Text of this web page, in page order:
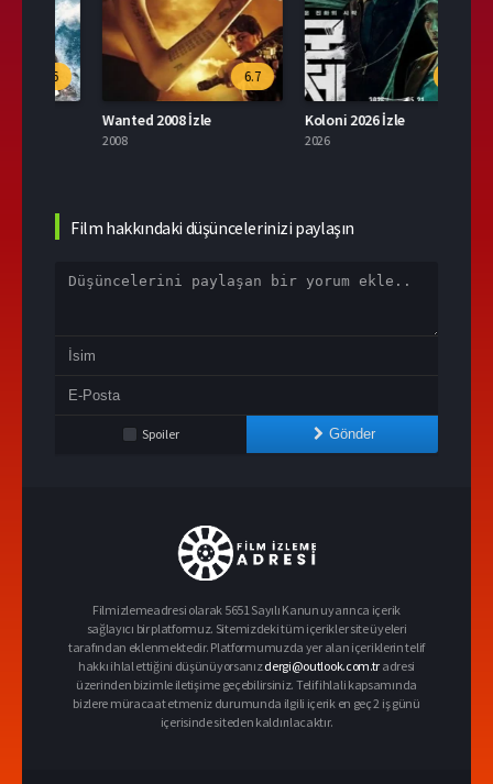
6.7
Wanted 2008 İzle
9.6
Koloni 2026 İzle
Film hakkındaki düşüncelerinizi paylaşın
Spoiler Gönder
Filmizlemeadresi olarak 5651 Sayılı Kanun uyarınca içerik
sağlayıcı bir platformuz. Sitemizdeki tüm içerikler site üyeleri
tarafından eklenmektedir. Platformumuzda yer alan içeriklerin telif
hakkı ihlal ettiğini düşünüyorsanızdergi@outlook.com.tr adresi
üzerinden bizimle iletişime geçebilirsiniz. Telif ihlali kapsamında
bizlere müracaat etmeniz durumunda ilgili içerik en geç 2 iş günü
içerisinde siteden kaldırılacaktır.